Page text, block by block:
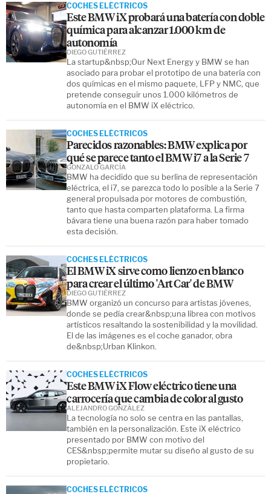
COCHES ELÉCTRICOS
Este BMW iX probará una batería con doble
química para alcanzar 1.000 km de
autonomía
La startup&nbsp;Our Next Energy y BMW se han
asociado para probar el prototipo de una batería con
dos químicas en el mismo paquete, LFP y NMC, que
pretende conseguir unos 1.000 kilómetros de
autonomía en el BMW iX eléctrico.
DIEGO GUTIÉRREZ
COCHES ELÉCTRICOS
Parecidos razonables: BMW explica por
qué se parece tanto el BMW i7 a la Serie 7
BMW ha decidido que su berlina de representación
eléctrica, el i7, se parezca todo lo posible a la Serie 7
general propulsada por motores de combustión,
tanto que hasta comparten plataforma. La firma
bávara tiene una buena razón para haber tomado
esta decisión.
GONZALO GARCÍA
COCHES ELÉCTRICOS
El BMW iX sirve como lienzo en blanco
para crear el último 'Art Car' de BMW
BMW organizó un concurso para artistas jóvenes,
donde se pedía crear&nbsp;una librea con motivos
artísticos resaltando la sostenibilidad y la movilidad.
El de las imágenes es el coche ganador, obra
de&nbsp;Urban Klinkon.
DIEGO GUTIÉRREZ
COCHES ELÉCTRICOS
Este BMW iX Flow eléctrico tiene una
carrocería que cambia de color al gusto
La tecnología no solo se centra en las pantallas,
también en la personalización. Este iX eléctrico
presentado por BMW con motivo del
CES&nbsp;permite mutar su diseño al gusto de su
propietario.
ALEJANDRO GONZÁLEZ
COCHES ELÉCTRICOS